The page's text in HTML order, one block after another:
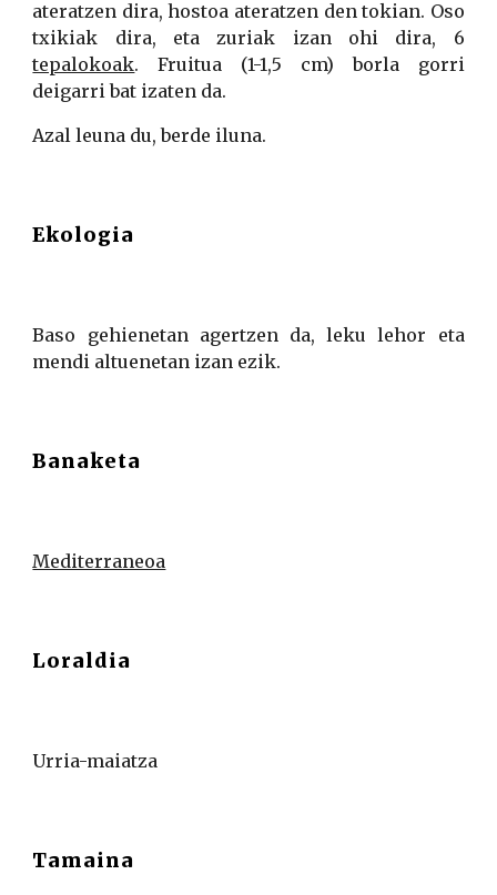
ateratzen dira, hostoa ateratzen den tokian. Oso
txikiak dira, eta zuriak izan ohi dira, 6
tepalokoak. Fruitua (1-1,5 cm) borla gorri
deigarri bat izaten da.
Azal leuna du, berde iluna.
Ekologia
Baso gehienetan agertzen da, leku lehor eta
mendi altuenetan izan ezik.
Banaketa
Mediterraneoa
Loraldia
Urria-maiatza
Tamaina